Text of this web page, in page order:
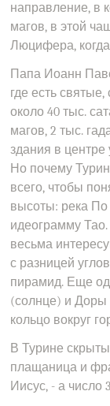
направление, в
магов, в этой
Люцифера,
Папа Иоанн
где есть
около 40 тыс.
магов, 2 тыс.
здания в
Но почему
всего, чтобы
высоты: река По
идеограмму
весьма
с разницей
пирамид. Еще
(солнце) и Доры
кольцо вокруг
В Турине
плащаница и
Иисус, - а число